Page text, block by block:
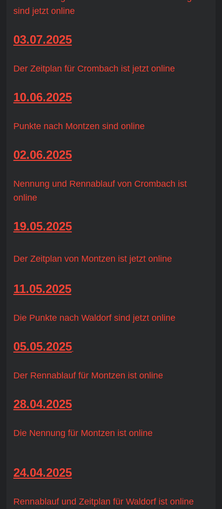
sind jetzt online
03.07.2025
Der Zeitplan für Crombach ist jetzt online
10.06.2025
Punkte nach Montzen sind online
02.06.2025
Nennung und Rennablauf von Crombach ist
online
19.05.2025
Der Zeitplan von Montzen ist jetzt online
11.05.2025
Die Punkte nach Waldorf sind jetzt online
05.05.2025
Der Rennablauf für Montzen ist online
28.04.2025
Die Nennung für Montzen ist online
24.04.2025
Rennablauf und Zeitplan für Waldorf ist online